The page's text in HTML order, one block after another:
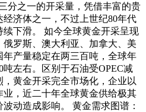
分之一的开采量，凭借丰富的贵
济体之一，不过上世纪80年代
续下滑。 如今全球黄金开采呈现
罗斯、澳大利亚、加拿大、美
年产量稳定在两三百吨，全球年
吨左右。区别于石油受OPEC减
黄金开采完全市场化，企业以
，近二十年全球黄金供给极其
动造成影响。 黄金需求图谱：